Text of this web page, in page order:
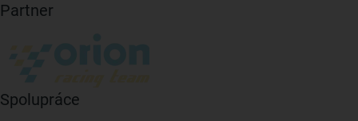
Partner
Spolupráce